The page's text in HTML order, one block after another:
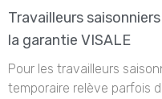
Travailleurs
la garantie VISALE
Pour les travailleurs
temporaire relève parfois